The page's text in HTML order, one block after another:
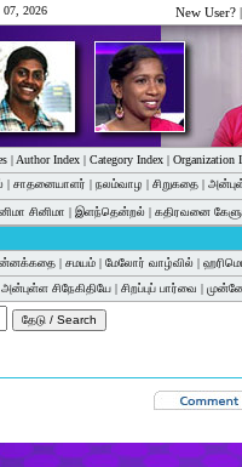
2026 New User? |
| Author Index| Category Index| Organization
| சாதனையாளர் | நலம்வாழ | சிறுகதை |
சினிமா | இளந்தென்றல் | கதிரவனை
| சமயம் | மேலோர் வாழ்வில் |
அன்புள்ள சிநேகிதியே | சிறப்புப் பார்வை |